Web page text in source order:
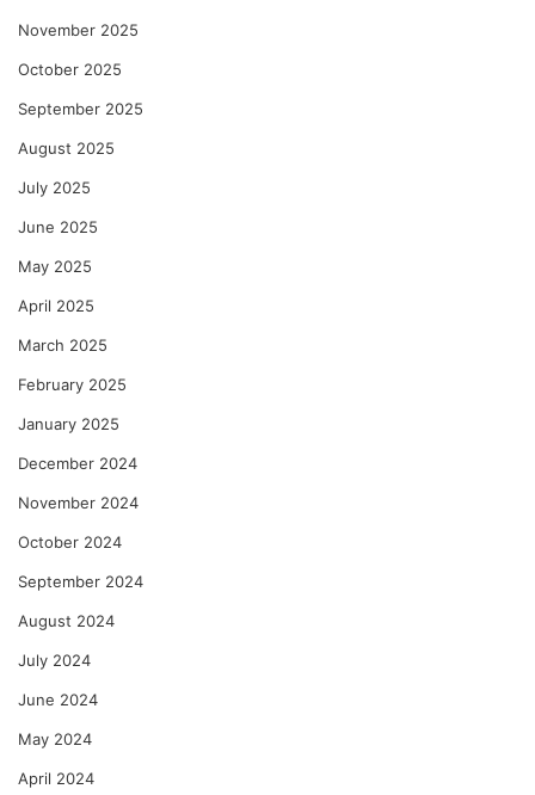
November 2025
October 2025
September 2025
August 2025
July 2025
June 2025
May 2025
April 2025
March 2025
February 2025
January 2025
December 2024
November 2024
October 2024
September 2024
August 2024
July 2024
June 2024
May 2024
April 2024